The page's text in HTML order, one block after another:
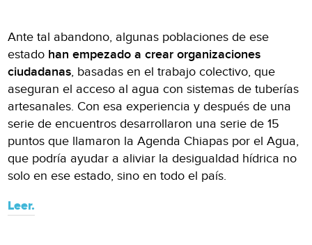
Ante tal abandono, algunas poblaciones de ese
estado han empezado a crear organizaciones
ciudadanas, basadas en el trabajo colectivo, que
aseguran el acceso al agua con sistemas de tuberías
artesanales. Con esa experiencia y después de una
serie de encuentros desarrollaron una serie de 15
puntos que llamaron la Agenda Chiapas por el Agua,
que podría ayudar a aliviar la desigualdad hídrica no
solo en ese estado, sino en todo el país.
Leer.